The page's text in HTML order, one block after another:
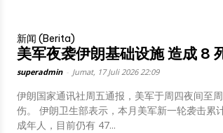
新闻 (Berita)
美军夜袭伊朗基础设施 造成 8
superadmin Jumat, 17 Juli 2026 22:09
伊朗国家通讯社周五通报，美军于周四夜间至
伤。 伊朗卫生部表示，本月美军新一轮袭击累计已造成 38 人死亡、超 400 人受伤，遇难及伤者中包含多名妇女与未
成年人，目前仍有 47...